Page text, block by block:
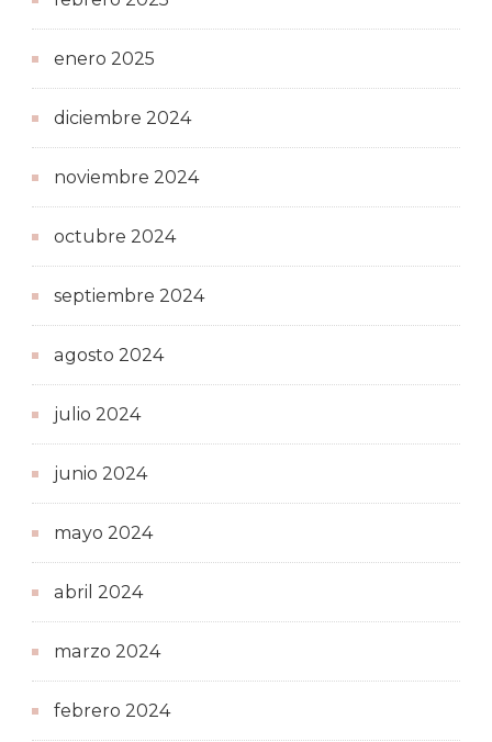
enero 2025
diciembre 2024
noviembre 2024
octubre 2024
septiembre 2024
agosto 2024
julio 2024
junio 2024
mayo 2024
abril 2024
marzo 2024
febrero 2024